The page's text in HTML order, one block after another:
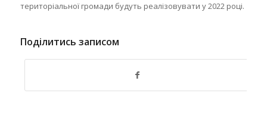
територіальної громади будуть реалізовувати у 2022 році.
Поділитись записом